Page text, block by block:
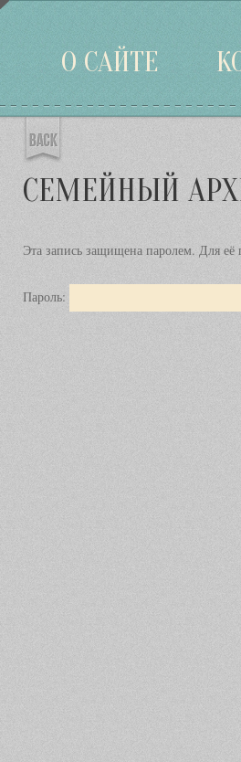
О САЙТЕ
СЕМЕЙНЫЙ
Эта запись защищена паролем. Для её
Пароль: